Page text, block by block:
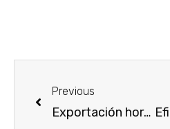
Previous
Exportación hortofrutícola